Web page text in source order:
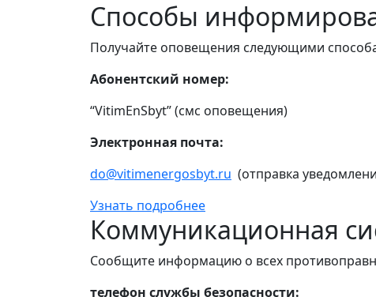
Способы
Получайте оповещения следующими
Абонентский номер:
“VitimEnSbyt” (смс оповещения)
Электронная почта:
do@vitimenergosbyt.ru (отправка
Узнать подробнее
Коммуникационная
Сообщите информацию о всех
телефон службы безопасности: